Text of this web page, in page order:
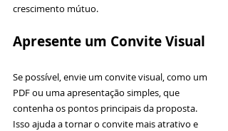
crescimento mútuo.
Apresente um Convite Visual
Se possível, envie um convite visual, como um
PDF ou uma apresentação simples, que
contenha os pontos principais da proposta.
Isso ajuda a tornar o convite mais atrativo e